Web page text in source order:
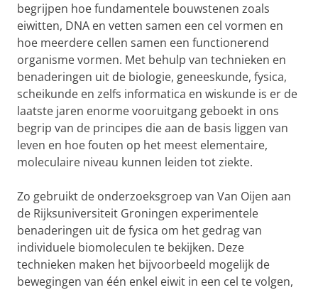
begrijpen hoe fundamentele bouwstenen zoals
eiwitten, DNA en vetten samen een cel vormen en
hoe meerdere cellen samen een functionerend
organisme vormen. Met behulp van technieken en
benaderingen uit de biologie, geneeskunde, fysica,
scheikunde en zelfs informatica en wiskunde is er de
laatste jaren enorme vooruitgang geboekt in ons
begrip van de principes die aan de basis liggen van
leven en hoe fouten op het meest elementaire,
moleculaire niveau kunnen leiden tot ziekte.
Zo gebruikt de onderzoeksgroep van Van Oijen aan
de Rijksuniversiteit Groningen experimentele
benaderingen uit de fysica om het gedrag van
individuele biomoleculen te bekijken. Deze
technieken maken het bijvoorbeeld mogelijk de
bewegingen van één enkel eiwit in een cel te volgen,